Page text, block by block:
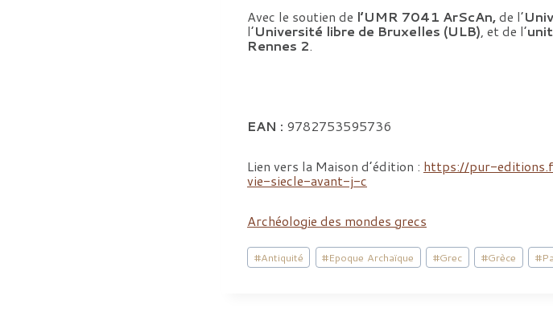
Avec le soutien de l’UMR 7041 ArScAn,de l’
l’Université libre de Bruxelles (ULB), et de l’
Rennes 2.
EAN : 9782753595736
Lien vers la Maison d’édition : https://pur-
vie-siecle-avant-j-c
Archéologie des mondes grecs
Étiquettes
de
#Antiquité #Epoque Archaïque #Grec #Grèce #